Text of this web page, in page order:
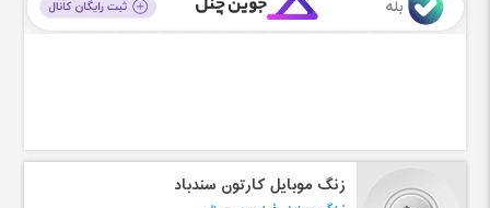
زنگ موبایل کارتون سندباد